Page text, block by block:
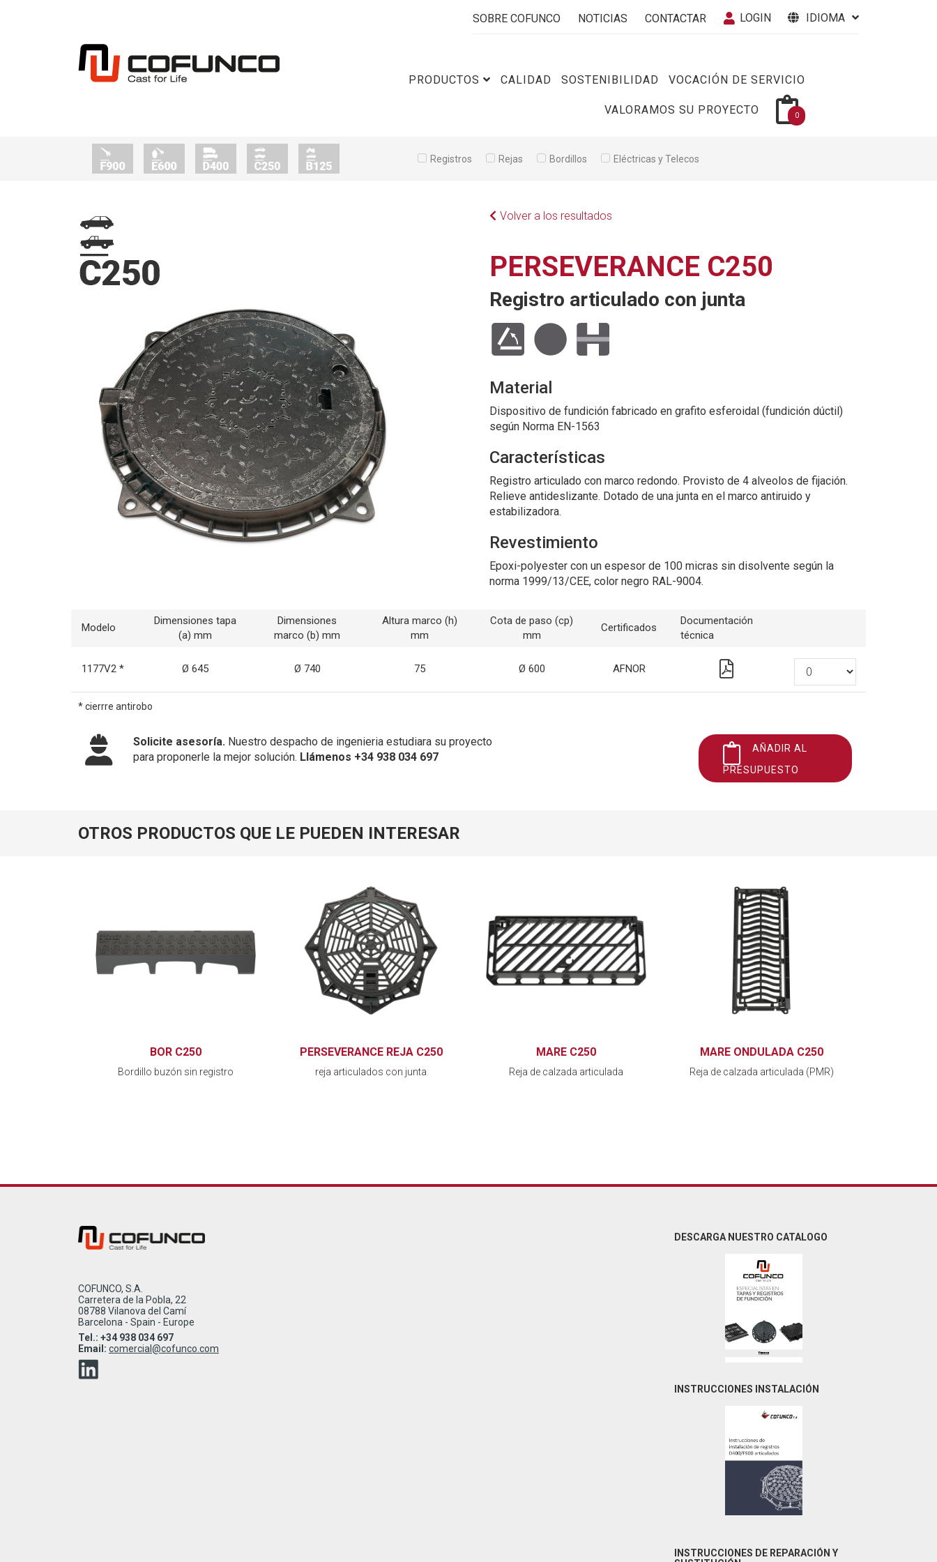
SOBRE COFUNCO NOTICIAS CONTACTAR LOGIN IDIOMA
PRODUCTOS CALIDAD SOSTENIBILIDAD VOCACIÓN DE SERVICIO
VALORAMOS SU PROYECTO 0
Registros Rejas Bordillos Eléctricas y Telecos
Volver a los resultados
PERSEVERANCE C250
Registro articulado con junta
Material
Dispositivo de fundición fabricado en grafito esferoidal (fundición dúctil)
según Norma EN-1563
Características
Registro articulado con marco redondo. Provisto de 4 alveolos de fijación.
Relieve antideslizante. Dotado de una junta en el marco antiruido y
estabilizadora.
Revestimiento
Epoxi-polyester con un espesor de 100 micras sin disolvente según la
norma 1999/13/CEE, color negro RAL-9004.
Modelo
Dimensiones tapa
(a) mm
Dimensiones
marco (b) mm
Altura marco (h)
mm
Cota de paso (cp)
mm
Certificados
Documentación
técnica
1177V2 * Ø 645 Ø 740 75 Ø 600 AFNOR
* cierrre antirobo
Solicite asesoría. Nuestro despacho de ingenieria estudiara su proyecto
para proponerle la mejor solución. Llámenos +34 938 034 697
AÑADIR AL
PRESUPUESTO
OTROS PRODUCTOS QUE LE PUEDEN INTERESAR
BOR C250
Bordillo buzón sin registro
PERSEVERANCE REJA C250
reja articulados con junta
MARE C250
Reja de calzada articulada
MARE ONDULADA C250
Reja de calzada articulada (PMR)
COFUNCO, S.A.
Carretera de la Pobla, 22
08788 Vilanova del Camí
Barcelona - Spain - Europe
Tel.: +34 938 034 697
Email: comercial@cofunco.com
DESCARGA NUESTRO CATALOGO
INSTRUCCIONES INSTALACIÓN
INSTRUCCIONES DE REPARACIÓN Y